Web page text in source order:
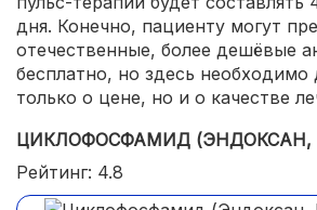
дня. Конечно, пациенту могут
отечественные, более дешёвые
бесплатно, но здесь необходимо
только о цене, но и о качестве
ЦИКЛОФОСФАМИД
Рейтинг: 4.8